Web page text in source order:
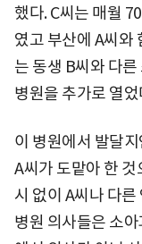
했다. C씨는 매월
였고 부산에 A씨와
는 동생 B씨와 다
병원을 추가로 열었
이 병원에서 발달
A씨가 도맡아 한 것
시 없이 A씨나 다른
병원 의사들은 소